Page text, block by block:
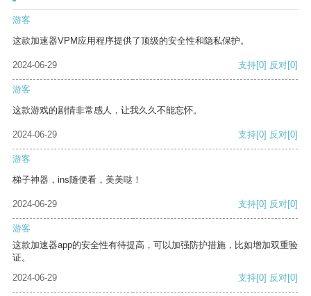
游客
这款加速器VPM应用程序提供了顶级的安全性和隐私保护。
2024-06-29 支持[0] 反对[0]
游客
这款游戏的剧情非常感人，让我久久不能忘怀。
2024-06-29 支持[0] 反对[0]
游客
梯子神器，ins随便看，美美哒！
2024-06-29 支持[0] 反对[0]
游客
这款加速器app的安全性有待提高，可以加强防护措施，比如增加双重验
证。
2024-06-29
支持[0] 反对[0]